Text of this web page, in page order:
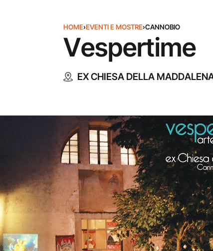
HOME›EVENTI E MOSTRE›CANNOBIO
Vespertime
EX CHIESA DELLA